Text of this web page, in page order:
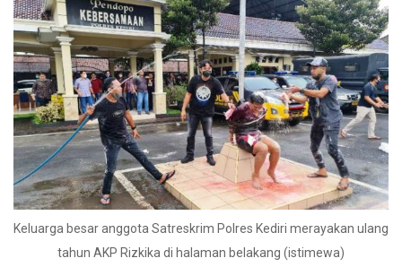
Keluarga besar anggota Satreskrim Polres Kediri merayakan ulang
tahun AKP Rizkika di halaman belakang (istimewa)